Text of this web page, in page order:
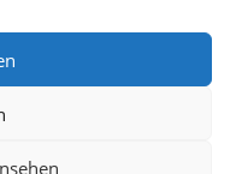
E.V. | All rights